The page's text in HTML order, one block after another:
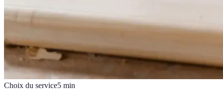
Choix du service5 min